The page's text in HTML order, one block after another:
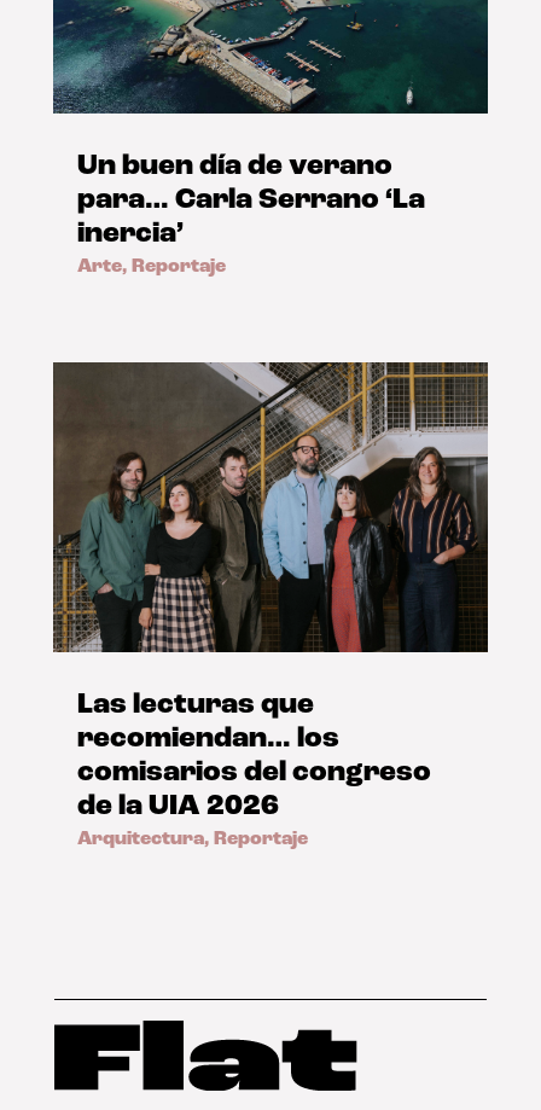
Un buen día de verano
para… Carla Serrano ‘La
inercia’
Arte, Reportaje
Las lecturas que
recomiendan… los
comisarios del congreso
de la UIA 2026
Arquitectura, Reportaje